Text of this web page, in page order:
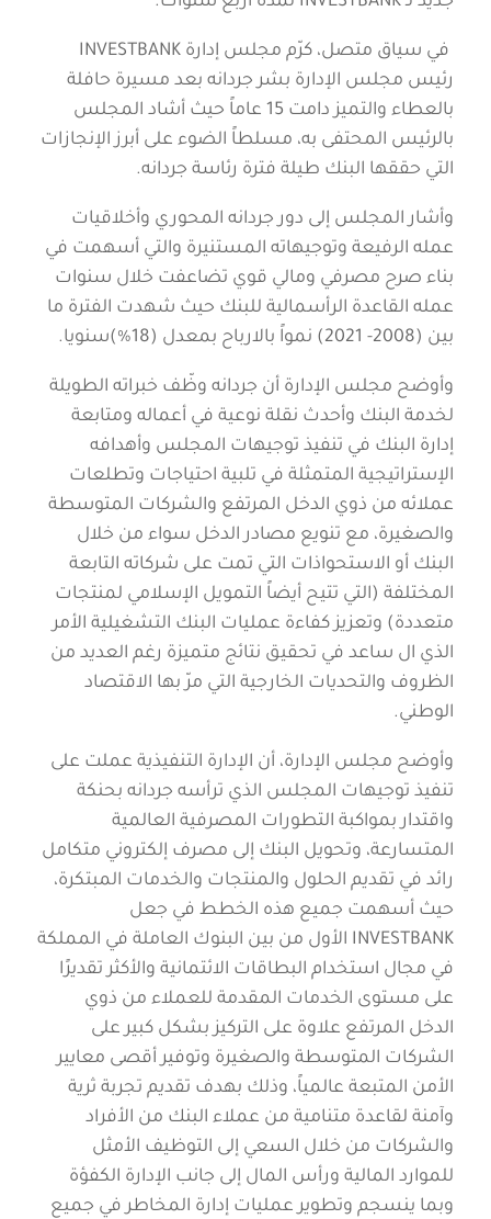
في سياق متصل، كرّم مجلس إدارة INVESTBANK
رئيس مجلس الإدارة بشر جردانه بعد مسيرة حافلة
بالعطاء والتميز دامت 15 عاماً حيث أشاد المجلس
بالرئيس المحتفى به، مسلطاً الضوء على أبرز الإنجازات
التي حققها البنك طيلة فترة رئاسة جردانه.
وأشار المجلس إلى دور جردانه المحوري وأخلاقيات
عمله الرفيعة وتوجيهاته المستنيرة والتي أسهمت في
بناء صرح مصرفي ومالي قوي تضاعفت خلال سنوات
عمله القاعدة الرأسمالية للبنك حيث شهدت الفترة ما
بين (2008- 2021) نمواً بالارباح بمعدل (18%)سنويا.
وأوضح مجلس الإدارة أن جردانه وظّف خبراته الطويلة
لخدمة البنك وأحدث نقلة نوعية في أعماله ومتابعة
إدارة البنك في تنفيذ توجيهات المجلس وأهدافه
الإستراتيجية المتمثلة في تلبية احتياجات وتطلعات
عملائه من ذوي الدخل المرتفع والشركات المتوسطة
والصغيرة، مع تنويع مصادر الدخل سواء من خلال
البنك أو الاستحواذات التي تمت على شركاته التابعة
المختلفة (التي تتيح أيضاً التمويل الإسلامي لمنتجات
متعددة) وتعزيز كفاءة عمليات البنك التشغيلية الأمر
الذي ال ساعد في تحقيق نتائج متميزة رغم العديد من
الظروف والتحديات الخارجية التي مرّ بها الاقتصاد
الوطني.
وأوضح مجلس الإدارة، أن الإدارة التنفيذية عملت على
تنفيذ توجيهات المجلس الذي ترأسه جردانه بحنكة
واقتدار بمواكبة التطورات المصرفية العالمية
المتسارعة، وتحويل البنك إلى مصرف إلكتروني متكامل
رائد في تقديم الحلول والمنتجات والخدمات المبتكرة،
حيث أسهمت جميع هذه الخطط في جعل
INVESTBANK الأول من بين البنوك العاملة في المملكة
في مجال استخدام البطاقات الائتمانية والأكثر تقديرًا
على مستوى الخدمات المقدمة للعملاء من ذوي
الدخل المرتفع علاوة على التركيز بشكل كبير على
الشركات المتوسطة والصغيرة وتوفير أقصى معايير
الأمن المتبعة عالمياً، وذلك بهدف تقديم تجربة ثرية
وآمنة لقاعدة متنامية من عملاء البنك من الأفراد
والشركات من خلال السعي إلى التوظيف الأمثل
للموارد المالية ورأس المال إلى جانب الإدارة الكفؤة
وبما ينسجم وتطوير عمليات إدارة المخاطر في جميع